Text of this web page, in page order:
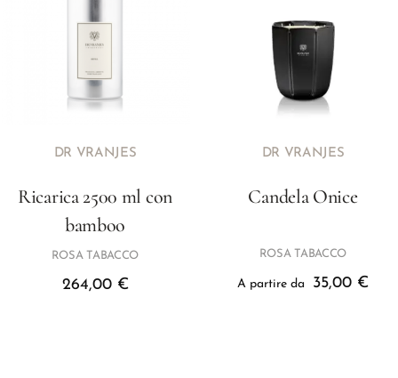
DR VRANJES
Ricarica 2500 ml con
bamboo
ROSA TABACCO
264,00 €
DR VRANJES
Candela Onice
ROSA TABACCO
A partire da 35,00 €